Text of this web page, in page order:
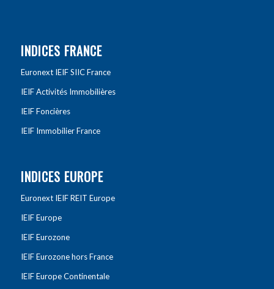
INDICES FRANCE
Euronext IEIF SIIC France
IEIF Activités Immobilières
IEIF Foncières
IEIF Immobilier France
INDICES EUROPE
Euronext IEIF REIT Europe
IEIF Europe
IEIF Eurozone
IEIF Eurozone hors France
IEIF Europe Continentale